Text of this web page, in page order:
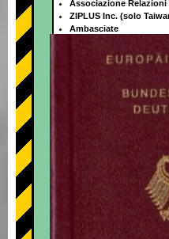
Associazione Relazioni
ZIPLUS Inc. (solo
Ambasciate